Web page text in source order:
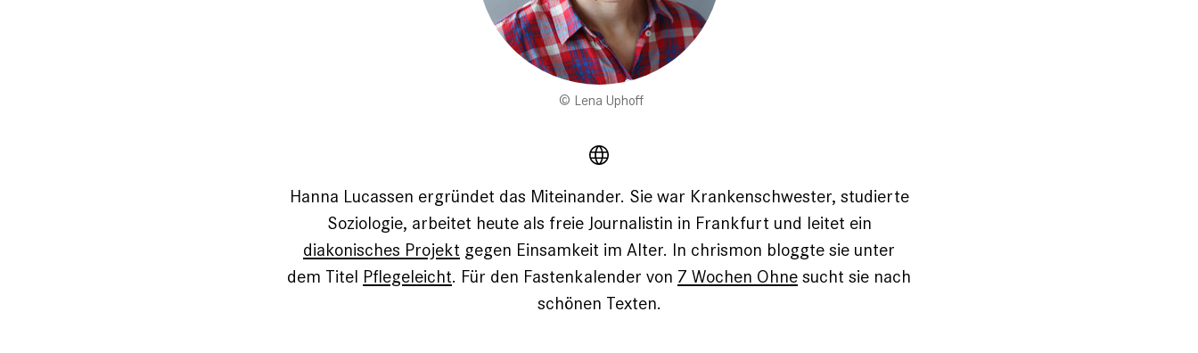
Lena Uphoff
Hanna Lucassen ergründet das Miteinander. Sie war Krankenschwester, studierte
Soziologie, arbeitet heute als freie Journalistin in Frankfurt und leitet ein
diakonisches Projekt gegen Einsamkeit im Alter. In chrismon bloggte sie unter
dem Titel Pflegeleicht. Für den Fastenkalender von 7 Wochen Ohnesucht sie nach
schönen Texten.